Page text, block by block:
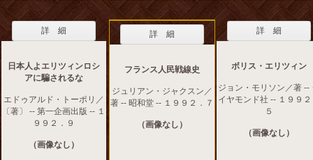
詳 細
日本人よエリツィンロシ
アに騙されるな
エドゥアルド・トーポリ／
〔著〕 -- 第一企画出版 -- １
９９２．９
（画像なし）
詳 細
フランス人民戦線史
ジュリアン・ジャクスン／
著 -- 昭和堂 -- １９９２．７
（画像なし）
詳 細
ボリス・エリツィン
ジョン・モリソン／著 --
イヤモンド社 -- １９９
５
（画像なし）